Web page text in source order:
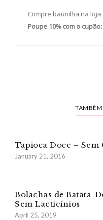
Compre baunilha na loja
Poupe 10% com o cupão:
TAMBÉM
Tapioca Doce –
January 21, 2016
Bolachas de Batata-
Sem Lacticínios
April 25, 2019